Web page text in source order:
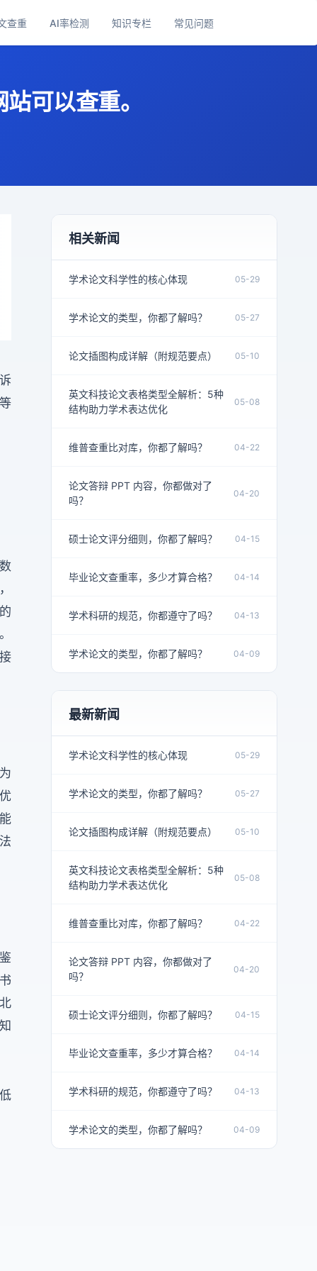
查重 AI率检测 知识专栏 常见问题
可以查重。
相关新闻
学术论文科学性的核心体现 05-29
学术论文的类型，你都了解吗？ 05-27
论文插图构成详解（附规范要点） 05-10
英文科技论文表格类型全解析：5种
结构助力学术表达优化
05-08
维普查重比对库，你都了解吗？ 04-22
论文答辩 PPT 内容，你都做对了
吗？
04-20
硕士论文评分细则，你都了解吗？ 04-15
毕业论文查重率，多少才算合格？ 04-14
学术科研的规范，你都遵守了吗？ 04-13
学术论文的类型，你都了解吗？ 04-09
最新新闻
学术论文科学性的核心体现 05-29
学术论文的类型，你都了解吗？ 05-27
论文插图构成详解（附规范要点） 05-10
英文科技论文表格类型全解析：5种
结构助力学术表达优化
05-08
维普查重比对库，你都了解吗？ 04-22
论文答辩 PPT 内容，你都做对了
吗？
04-20
硕士论文评分细则，你都了解吗？ 04-15
毕业论文查重率，多少才算合格？ 04-14
学术科研的规范，你都遵守了吗？ 04-13
学术论文的类型，你都了解吗？ 04-09